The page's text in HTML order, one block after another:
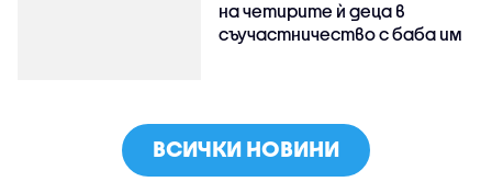
на четирите ѝ деца в
съучастничество с баба им
ВСИЧКИ НОВИНИ